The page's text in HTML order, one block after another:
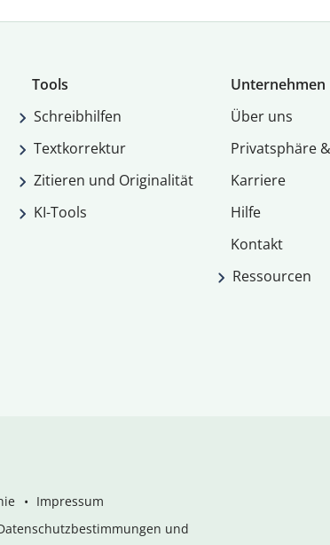
Tools
Schreibhilfen
Textkorrektur
Zitieren und Originalität
KI-Tools
Unternehmen
Über uns
Privatsphäre
Karriere
Hilfe
Kontakt
Ressourcen
Impressum
und